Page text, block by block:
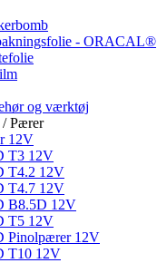
- ORACAL®
og værktøj
Pærer
12V
T3 12V
T4.2 12V
T4.7 12V
B8.5D 12V
T5 12V
Pinolpærer 12V
T10 12V